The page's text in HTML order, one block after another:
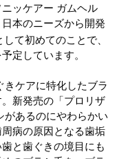
ッケアー ガムヘル
本のニーズから開発
して初めてのことで、
定しています。
ケアに特化したブラ
新発売の「プロリザ
があるのにやわらかい
病の原因となる歯垢
と歯ぐきの境目にも